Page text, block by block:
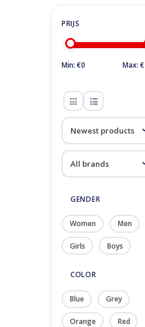
Min: €0 Max: €
GENDER
Women Men
Girls Boys
COLOR
Blue Grey
Orange Red